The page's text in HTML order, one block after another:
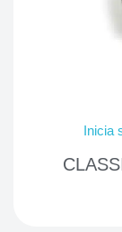
Inicia